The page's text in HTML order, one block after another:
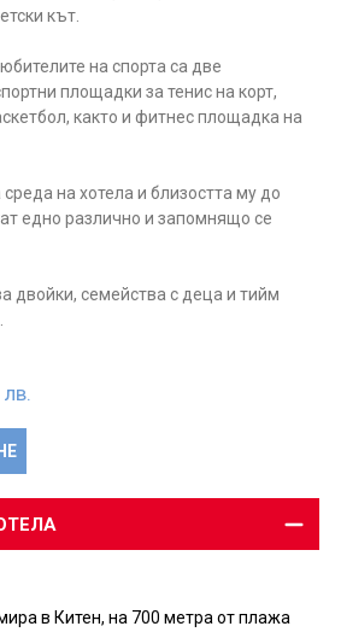
кът.
на спорта са две
площадки за тенис на корт,
както и фитнес площадка на
на хотела и близостта му до
едно различно и запомнящо се
двойки, семейства с деца и тийм
в Китен, на 700 метра от плажа